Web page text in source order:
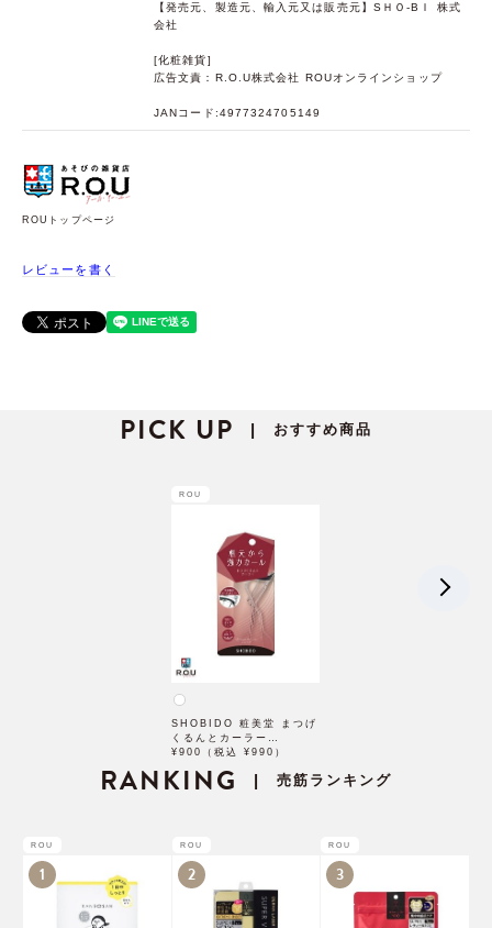
【発売元、製造元、輸入元又は販売元】SＨＯ-BＩ 株式
会社
[化粧雑貨]
広告文責：R.O.U株式会社 ROUオンラインショップ
JANコード:4977324705149
ROUトップページ
レビューを書く
PICK UP | おすすめ商品
ROU
SHOBIDO 粧美堂 まつげ
くるんとカーラー
SPV43676
¥900（税込 ¥990）
RANKING | 売筋ランキング
ROU
1
ROU
2
ROU
3